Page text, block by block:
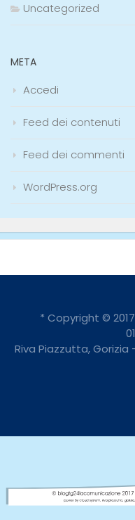
Uncategorized
META
Accedi
Feed dei contenuti
Feed dei commenti
WordPress.org
* Copyright ©
Riva Piazzutta, Gorizia